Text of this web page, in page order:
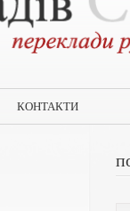
КОНТАКТИ